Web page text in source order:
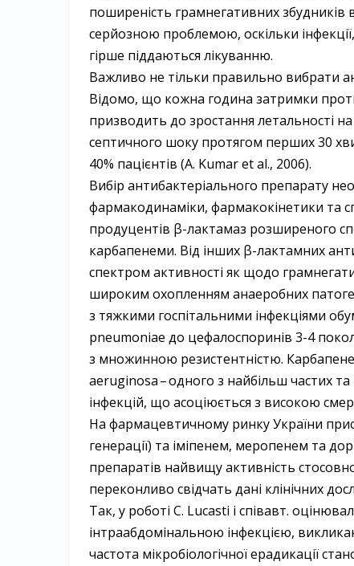
поширеність грамнегативних збудників
серйозною проблемою, оскільки
гірше піддаються лікуванню.
Важливо не тільки правильно вибрати
Відомо, що кожна година затримки
призводить до зростання летальності на
септичного шоку протягом перших 30
40% пацієнтів (A. Kumar et al., 2006).
Вибір антибактеріального препарату
фармакодинаміки, фармакокінетики та
продуцентів β-лактамаз розширеного
карбапенеми. Від інших β-лактамних
спектром активності як щодо
широким охопленням анаеробних
з тяжкими госпітальними інфекціями
рneumoniae до цефалоспоринів 3-4
з множинною резистентністю.
аeruginosa – ​одного з найбільш частих
інфекцій, що асоціюється з високою
На фармацевтичному ринку України
генерації) та іміпенем, меропенем та
препаратів найвищу активність
переконливо свідчать дані клінічних
Так, у роботі С. Lucasti і співавт.
інтраабдомінальною інфекцією,
частота мікробіологічної ерадикації